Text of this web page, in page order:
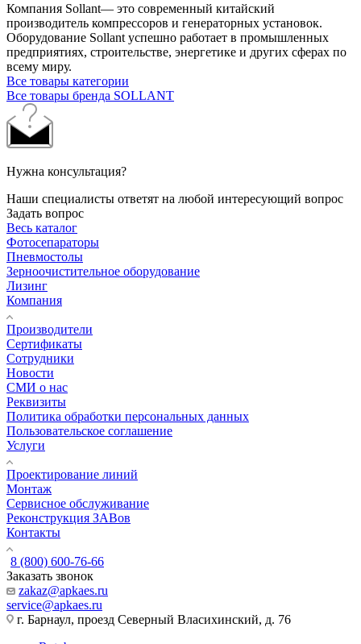
Компания Sollant— это современный китайский
производитель компрессоров и генераторных установок.
Оборудование Sollant успешно работает в промышленных
предприятиях, строительстве, энергетике и других сферах по
всему миру.
Все товары категории
Все товары бренда SOLLANT
Нужна консультация?
Наши специалисты ответят на любой интересующий вопрос
Задать вопрос
Весь каталог
Фотосепараторы
Пневмостолы
Зерноочистительное оборудование
Лизинг
Компания
Производители
Сертификаты
Сотрудники
Новости
СМИ о нас
Реквизиты
Политика обработки персональных данных
Пользовательское соглашение
Услуги
Проектирование линий
Монтаж
Сервисное обслуживание
Реконструкция ЗАВов
Контакты
8 (800) 600-76-66
Заказать звонок
zakaz@apkaes.ru
service@apkaes.ru
г. Барнаул, проезд Северный Власихинский, д. 76